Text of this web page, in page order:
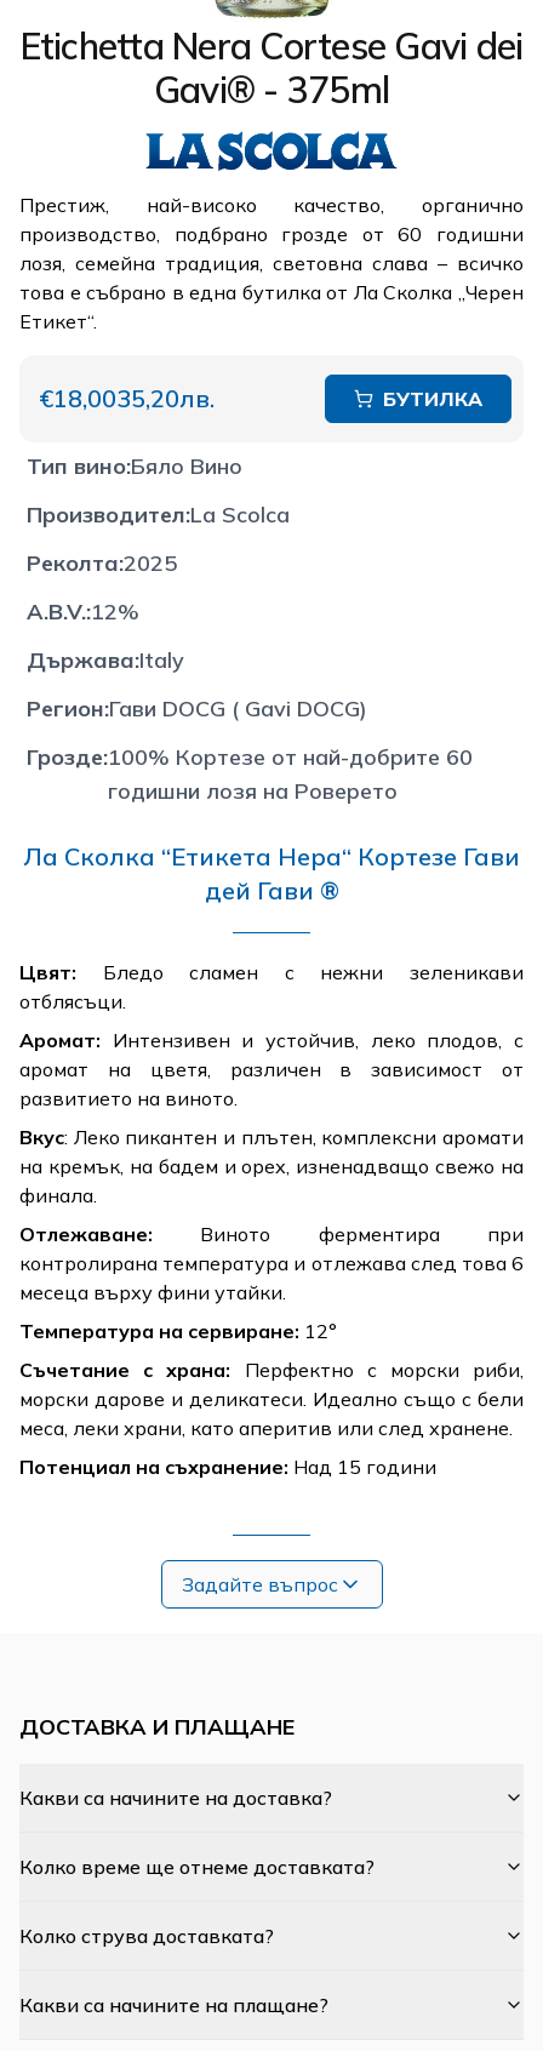
Etichetta Nera Cortese Gavi dei
Gavi® - 375ml
Престиж, най-високо качество, органично
производство, подбрано грозде от 60 годишни
лозя, семейна традиция, световна слава – всичко
това е събрано в една бутилка от Ла Сколка „Черен
Етикет“.
€18,0035,20лв. БУТИЛКА
Тип вино:Бяло Вино
Производител:La Scolca
Реколта:2025
A.B.V.:12%
Държава:Italy
Регион:Гави DOCG ( Gavi DOCG)
Грозде:100% Кортезе от най-добрите 60
годишни лозя на Роверето
Ла Сколка “Етикета Нера“ Кортезе Гави
дей Гави ®
Цвят: Бледо сламен с нежни зеленикави
отблясъци.
Аромат: Интензивен и устойчив, леко плодов, с
аромат на цветя, различен в зависимост от
развитието на виното.
Вкус: Леко пикантен и плътен, комплексни аромати
на кремък, на бадем и орех, изненадващо свежо на
финала.
Отлежаване: Виното ферментира при
контролирана температура и отлежава след това 6
месеца върху фини утайки.
Температура на сервиране: 12°
Съчетание с храна: Перфектно с морски риби,
морски дарове и деликатеси. Идеално също с бели
меса, леки храни, като аперитив или след хранене.
Потенциал на съхранение: Над 15 години
Задайте въпрос
ДОСТАВКА И ПЛАЩАНЕ
Какви са начините на доставка?
Колко време ще отнеме доставката?
Колко струва доставката?
Какви са начините на плащане?